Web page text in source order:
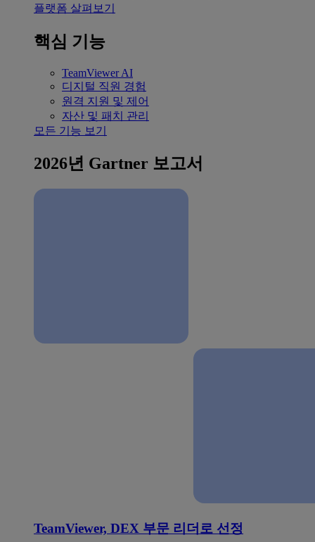
플랫폼 살펴보기
핵심 기능
TeamViewer AI
디지털 직원 경험
원격 지원 및 제어
자산 및 패치 관리
모든 기능 보기
2026년 Gartner 보고서
TeamViewer, DEX 부문 리더로 선정